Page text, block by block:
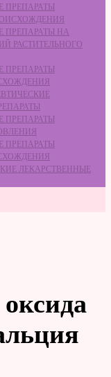
ПРЕПАРАТЫ
ПРЕПАРАТЫ НА
РАСТИТЕЛЬНОГО
ПРЕПАРАТЫ
ПРЕПАРАТЫ
ПРЕПАРАТЫ
ЛЕКАРСТВЕННЫЕ